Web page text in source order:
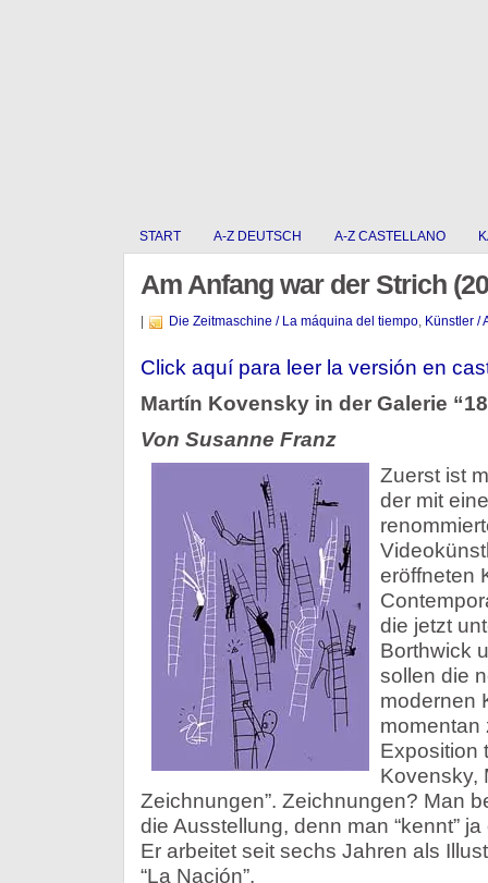
START A-Z DEUTSCH A-Z CASTELLANO
Am Anfang war der Strich
Die Zeitmaschine / La máquina del tiempo, Künstler /
Click aquí para leer la versión en
Martín Kovensky in der Galerie
Von Susanne Franz
Zuerst ist
der mit
eröffneten
die jetzt
Borthwick
sollen die
modernen
momentan
Exposition
Kovensky,
Zeichnungen”. Zeichnungen? Man
die Ausstellung, denn man “kennt”
Er arbeitet seit sechs Jahren als
“La Nación”.